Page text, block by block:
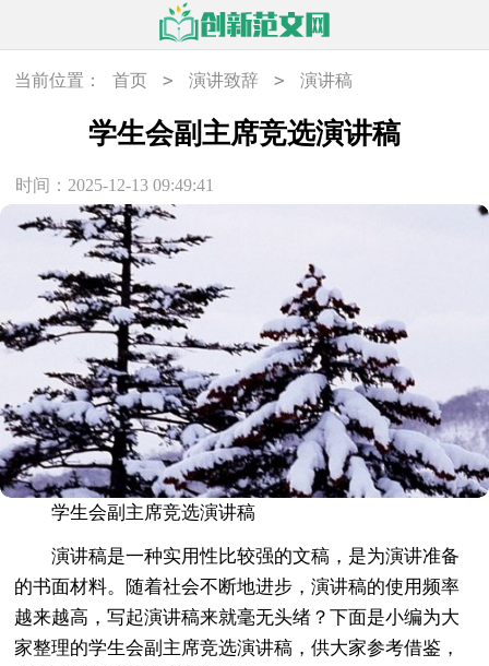
当前位置： 首页 > 演讲致辞 > 演讲稿
学生会副主席竞选演讲稿
时间：2025-12-13 09:49:41
学生会副主席竞选演讲稿
演讲稿是一种实用性比较强的文稿，是为演讲准备
的书面材料。随着社会不断地进步，演讲稿的使用频率
越来越高，写起演讲稿来就毫无头绪？下面是小编为大
家整理的学生会副主席竞选演讲稿，供大家参考借鉴，